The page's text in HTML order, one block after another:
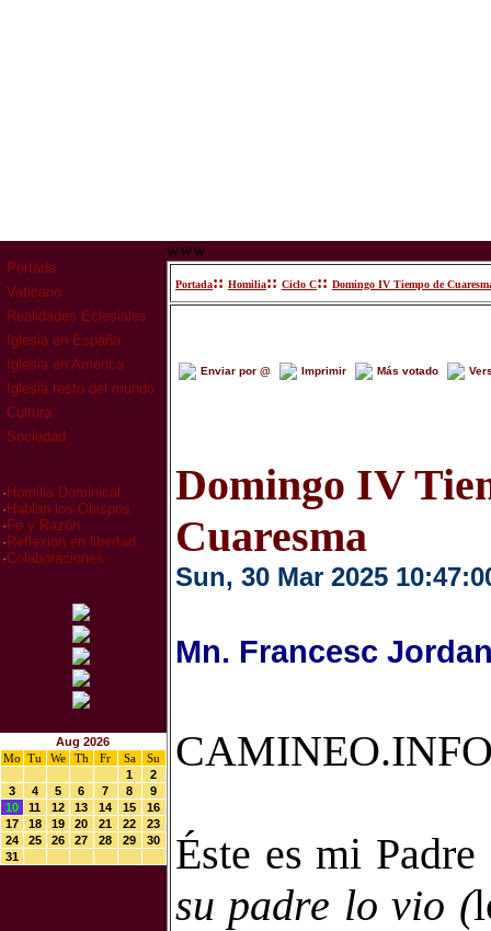
Portada
Vaticano
Realidades Eclesiales
Iglesia en España
Iglesia en América
Iglesia resto del mundo
Cultura
Sociedad
· Homilia Dominical
· Hablan los Obispos
· Fe y Razón
· Reflexion en libertad
·Colaboraciones
Aug 2026
Mo
Tu We Th Fr Sa
Su
1
2
3
4 5 6 7 8
9
10
11 12 13 14 15
16
17
18 19 20 21 22
23
24
25 26 27 28 29
30
31
www
Portada:: Homilia:: Ciclo C:: Domingo IV Tiempo de
Enviar por @ Imprimir Más votado
Domingo IV
Cuaresma
Sun, 30 Mar 2025
Mn. Francesc
Éste es mi
su padre lo vio (